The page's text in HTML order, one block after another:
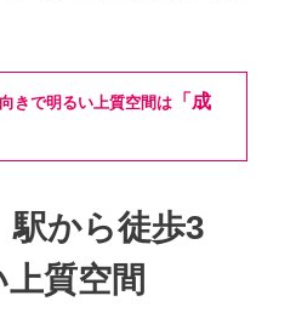
きで明るい上質空間は「成
から徒歩3
質空間